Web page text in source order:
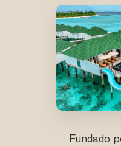
Fundado